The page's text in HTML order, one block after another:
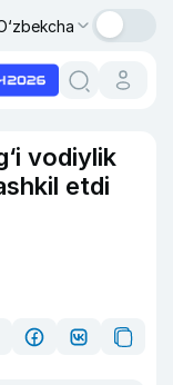
vodiylik
etdi